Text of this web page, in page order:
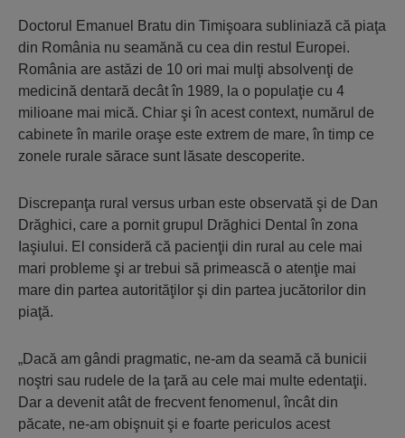
Doctorul Emanuel Bratu din Timişoara subliniază că piaţa
din România nu seamănă cu cea din restul Europei.
România are astăzi de 10 ori mai mulţi absolvenţi de
medicină dentară decât în 1989, la o populaţie cu 4
milioane mai mică. Chiar şi în acest context, numărul de
cabinete în marile oraşe este extrem de mare, în timp ce
zonele rurale sărace sunt lăsate descoperite.
Discrepanţa rural versus urban este observată şi de Dan
Drăghici, care a pornit grupul Drăghici Dental în zona
Iaşiului. El consideră că pacienţii din rural au cele mai
mari probleme şi ar trebui să primească o atenţie mai
mare din partea autorităţilor şi din partea jucătorilor din
piaţă.
„Dacă am gândi pragmatic, ne-am da seamă că bunicii
noştri sau rudele de la ţară au cele mai multe edentaţii.
Dar a devenit atât de frecvent fenomenul, încât din
păcate, ne-am obişnuit şi e foarte periculos acest